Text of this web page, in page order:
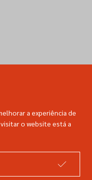
a experiência de
o website está a